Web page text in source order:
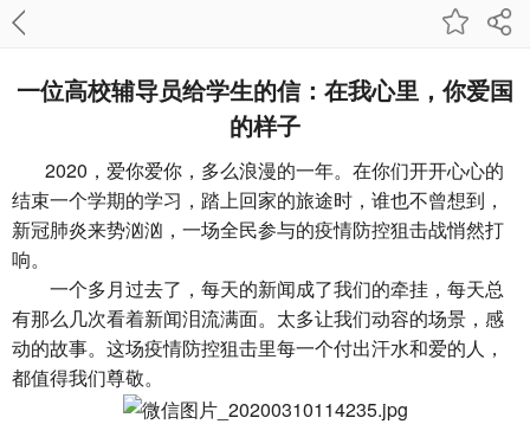
一位高校辅导员给学生的信：在我心里，你爱国
的样子
2020，爱你爱你，多么浪漫的一年。在你们开开心心的
结束一个学期的学习，踏上回家的旅途时，谁也不曾想到，
新冠肺炎来势汹汹，一场全民参与的疫情防控狙击战悄然打
响。
一个多月过去了，每天的新闻成了我们的牵挂，每天总
有那么几次看着新闻泪流满面。太多让我们动容的场景，感
动的故事。这场疫情防控狙击里每一个付出汗水和爱的人，
都值得我们尊敬。